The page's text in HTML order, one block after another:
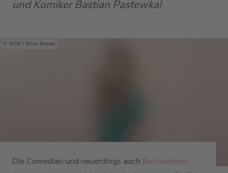
und Komiker Bastian Pastewka!
WDR / Boris Breuer
Die Comedian und neuerdings auch Buchautorin